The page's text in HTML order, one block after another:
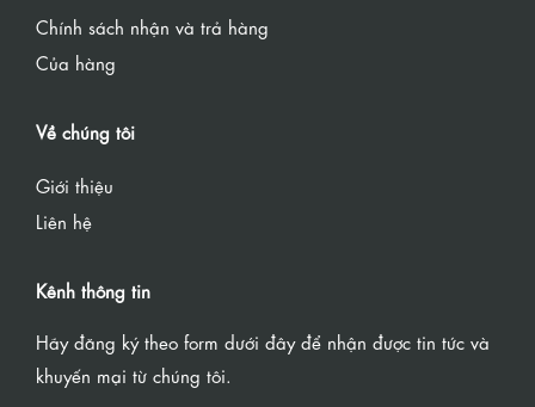
Chính sách nhận và trả hàng
Của hàng
Về chúng tôi
Giới thiệu
Liên hệ
Kênh thông tin
Hãy đăng ký theo form dưới đây để nhận được tin tức và
khuyến mại từ chúng tôi.